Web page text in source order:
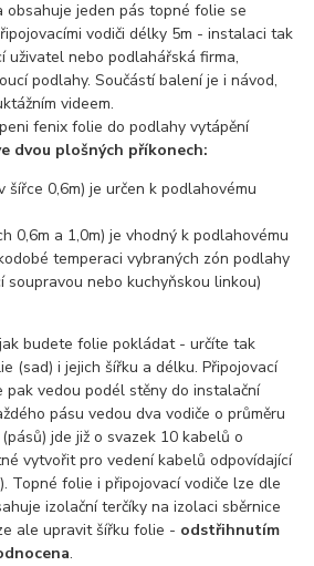
obsahuje jeden pás topné folie se
vodiči délky 5m - instalaci tak
uživatel nebo podlahářská firma,
podlahy. Součástí balení je i návod,
videem.
dvou plošných příkonech:
šířce 0,6m) je určen k podlahovému
0,6m a 1,0m) je vhodný k podlahovému
temperaci vybraných zón podlahy
soupravou nebo kuchyňskou linkou)
jak budete folie pokládat - určíte tak
(sad) i jejich šířku a délku. Připojovací
pak vedou podél stěny do instalační
pásu vedou dva vodiče o průměru
jde již o svazek 10 kabelů o
vytvořit pro vedení kabelů odpovídající
Topné folie i připojovací vodiče lze dle
izolační terčíky na izolaci sběrnice
ale upravit šířku folie - odstřihnutím
.